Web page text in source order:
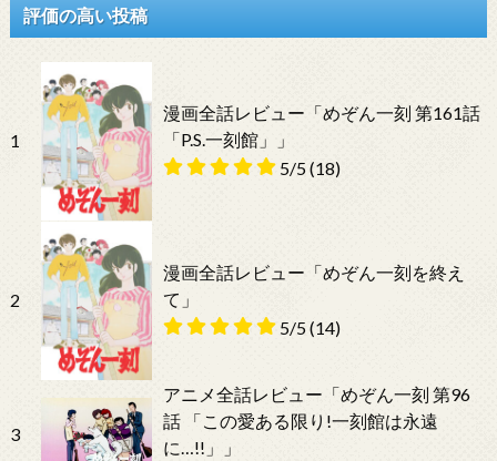
評価の高い投稿
1
漫画全話レビュー「めぞん一刻 第161話
「P.S.一刻館」」
5/5(18)
2
漫画全話レビュー「めぞん一刻を終え
て」
5/5(14)
3
アニメ全話レビュー「めぞん一刻 第96
話 「この愛ある限り!一刻館は永遠
に…!!」」